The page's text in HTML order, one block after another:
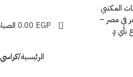
0
0.00 EGP
الرئيسية كراسي